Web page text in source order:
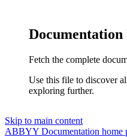
Documentation
Fetch the complete
Use this file to discover
exploring further.
Skip to main content
ABBYY Documentation home